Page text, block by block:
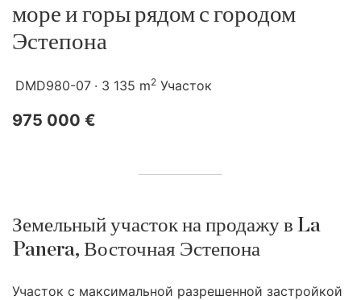
море и горы рядом с городом
Эстепона
DMD980-07 3 135 m2 Участок
975 000 €
Земельный участок на продажу в La
Panera, Восточная Эстепона
Участок с максимальной разрешенной застройкой